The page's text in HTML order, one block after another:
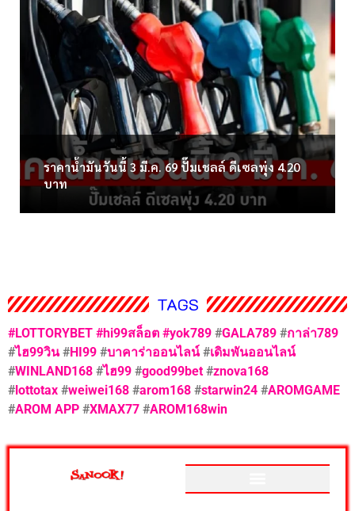
ราคาน้ำมันวันนี้ 3 มี.ค. 69 ปั๊มเชลล์ ดีเซลพุ่ง 4.20
บาท
TAGS
#LOTTORYBET #hi99สล็อต #yok789 #GALA789 #กาล่า789
#ไฮ99วิน #HI99 #บาคาร่าออนไลน์#เดิมพันออนไลน์
#WINLAND168 #ไฮ99 #good99bet #znova168
# lottotax #weiwei168 #arom168 #starwin24 #AROMGAME
#AROM APP #XMAX77 #AROM168win